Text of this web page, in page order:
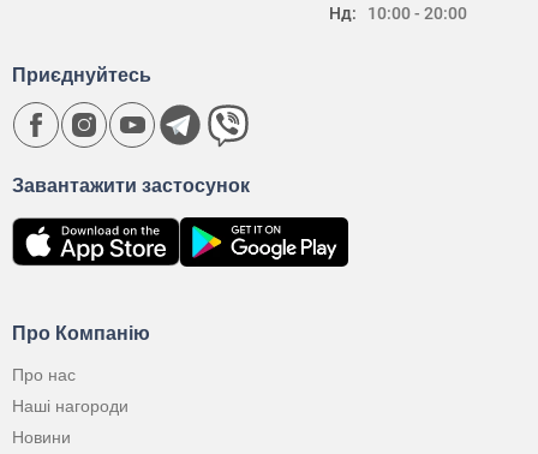
Нд:
10:00 - 20:00
Про Компанію
Про нас
Наші нагороди
Новини
Завантажити застосунок
Приєднуйтесь